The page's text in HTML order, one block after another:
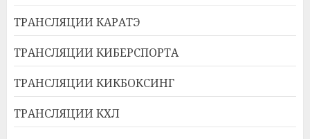
ТРАНСЛЯЦИИ КАРАТЭ
ТРАНСЛЯЦИИ КИБЕРСПОРТА
ТРАНСЛЯЦИИ КИКБОКСИНГ
ТРАНСЛЯЦИИ КХЛ